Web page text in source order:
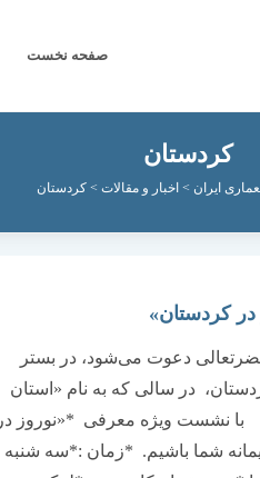
صفحه نخست
کردستان
ایران > اخبار و مقالات >کردستان
کردستان»
دعوت می‌شود، در بستر
در سالی که به نام «استان
نشست ویژه معرفی *«نوروز در
شما باشیم. *زمان :*سه شنبه